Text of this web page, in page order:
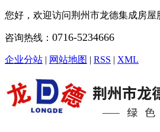
您好，欢迎访问荆州市龙德集成房屋
咨询热线： 0716-5234666
企业分站 | 网站地图 | RSS | XML